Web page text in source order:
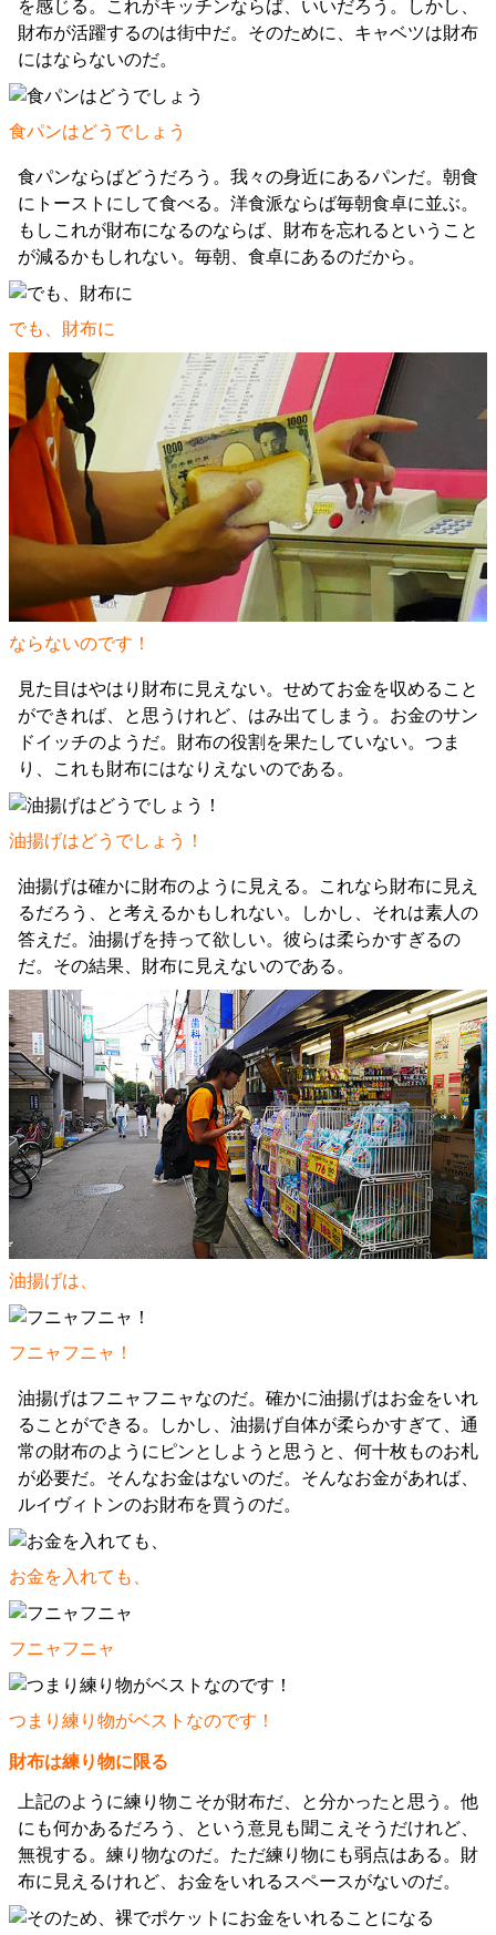
を感じる。これがキッチンならば、いいだろう。しかし、
財布が活躍するのは街中だ。そのために、キャベツは財布
にはならないのだ。
食パンはどうでしょう
食パンならばどうだろう。我々の身近にあるパンだ。朝食
にトーストにして食べる。洋食派ならば毎朝食卓に並ぶ。
もしこれが財布になるのならば、財布を忘れるということ
が減るかもしれない。毎朝、食卓にあるのだから。
でも、財布に
ならないのです！
見た目はやはり財布に見えない。せめてお金を収めること
ができれば、と思うけれど、はみ出てしまう。お金のサン
ドイッチのようだ。財布の役割を果たしていない。つま
り、これも財布にはなりえないのである。
油揚げはどうでしょう！
油揚げは確かに財布のように見える。これなら財布に見え
るだろう、と考えるかもしれない。しかし、それは素人の
答えだ。油揚げを持って欲しい。彼らは柔らかすぎるの
だ。その結果、財布に見えないのである。
油揚げは、
フニャフニャ！
油揚げはフニャフニャなのだ。確かに油揚げはお金をいれ
ることができる。しかし、油揚げ自体が柔らかすぎて、通
常の財布のようにピンとしようと思うと、何十枚ものお札
が必要だ。そんなお金はないのだ。そんなお金があれば、
ルイヴィトンのお財布を買うのだ。
お金を入れても、
フニャフニャ
つまり練り物がベストなのです！
財布は練り物に限る
上記のように練り物こそが財布だ、と分かったと思う。他
にも何かあるだろう、という意見も聞こえそうだけれど、
無視する。練り物なのだ。ただ練り物にも弱点はある。財
布に見えるけれど、お金をいれるスペースがないのだ。